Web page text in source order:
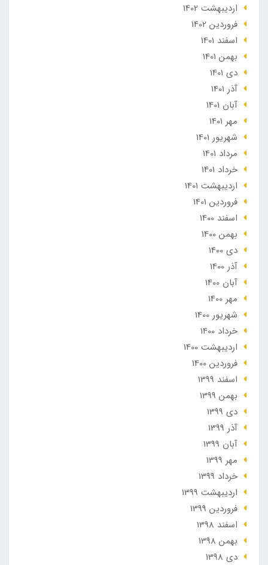
ارديبهشت 1402
فروردین 1402
اسفند 1401
بهمن 1401
دی 1401
آذر 1401
آبان 1401
مهر 1401
شهریور 1401
مرداد 1401
خرداد 1401
ارديبهشت 1401
فروردین 1401
اسفند 1400
بهمن 1400
دی 1400
آذر 1400
آبان 1400
مهر 1400
شهریور 1400
خرداد 1400
ارديبهشت 1400
فروردین 1400
اسفند 1399
بهمن 1399
دی 1399
آذر 1399
آبان 1399
مهر 1399
خرداد 1399
ارديبهشت 1399
فروردین 1399
اسفند 1398
بهمن 1398
دی 1398